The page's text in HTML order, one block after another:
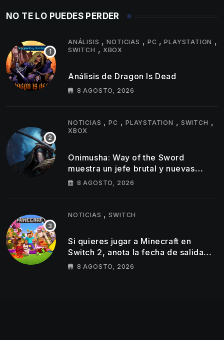
NO TE LO PUEDES PERDER
ANÁLISIS ,NOTICIAS , PC ,PLAYSTATION ,
SWITCH , XBOX
Análisis de Dragon Is Dead
8 AGOSTO, 2026
NOTICIAS ,PC ,PLAYSTATION , SWITCH ,
XBOX
Onimusha: Way of the Sword
muestra un jefe brutal y nuevas
armas Oni en su último tráiler
8 AGOSTO, 2026
NOTICIAS ,SWITCH
Si quieres jugar a Minecraft en
Switch 2, anota la fecha de salida
del éxito de Mojang en la híbrida de
8 AGOSTO, 2026